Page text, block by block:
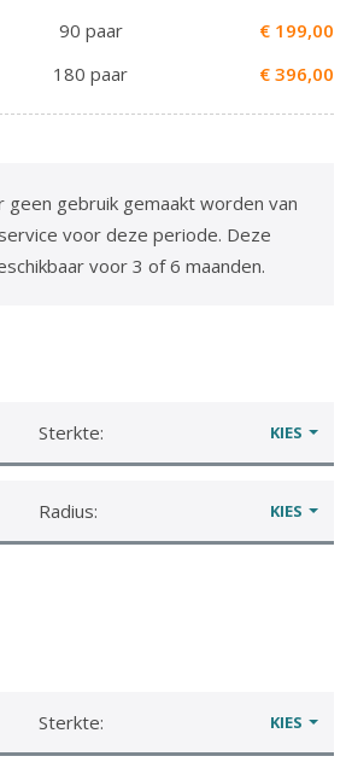
90 paar € 199,00
180 paar € 396,00
geen gebruik gemaakt worden van
voor deze periode. Deze
voor 3 of 6 maanden.
Sterkte: KIES
Radius: KIES
Sterkte: KIES